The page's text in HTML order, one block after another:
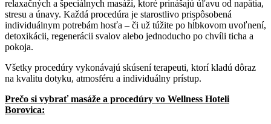
relaxačných a špeciálnych masáží, ktoré prinášajú úľavu od napätia,
stresu a únavy. Každá procedúra je starostlivo prispôsobená
individuálnym potrebám hosťa – či už túžite po hĺbkovom uvoľnení,
detoxikácii, regenerácii svalov alebo jednoducho po chvíli ticha a
pokoja.
Všetky procedúry vykonávajú skúsení terapeuti, ktorí kladú dôraz
na kvalitu dotyku, atmosféru a individuálny prístup.
Prečo si vybrať masáže a procedúry vo Wellness Hoteli
Borovica: